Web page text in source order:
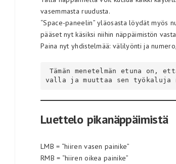
vasemmasta ruudusta.
“Space-paneelin” yläosasta löydät myös
pääset nyt käsiksi niihin näppäimistön
Paina nyt yhdistelmää: välilyönti ja
valla ja muuttaa sen työkaluja
Luettelo pikanäppäimistä
LMB = “hiiren vasen painike”
RMB = “hiiren oikea painike”